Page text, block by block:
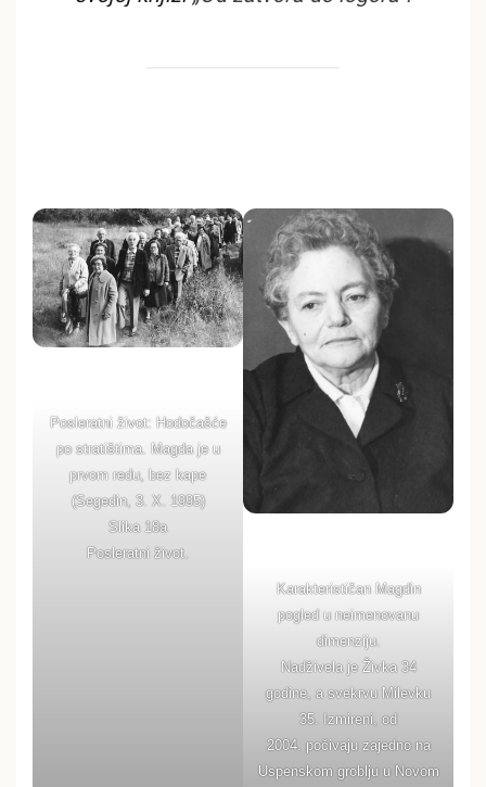
Posleratni život: Hodočašće
po stratištima. Magda je u
prvom redu, bez kape
(Segedin, 3. X. 1995)
Slika 18a
Posleratni život.
Karakterističan Magdin
pogled u neimenovanu
dimenziju.
Nadživela je Živka 34
godine, a svekrvu Milevku
35. Izmireni, od
2004. počivaju zajedno na
Uspenskom groblju u Novom